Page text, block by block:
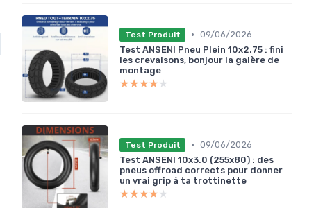
Test Produit • 09/06/2026
Test ANSENI Pneu Plein 10x2.75 : fini
les crevaisons, bonjour la galère de
montage
★★★★★
★★★★★
Test Produit • 09/06/2026
Test ANSENI 10x3.0 (255x80) : des
pneus offroad corrects pour donner
un vrai grip à ta trottinette
★★★★★
★★★★★